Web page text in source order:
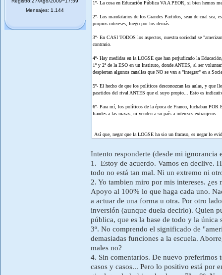
Mensajes: 1.144
1º- La cosa en Educación Pública VA A PEOR, si bien hemos
2º- Los mandatarios de los Grandes Partidos, sean de cual
propios intereses, luego por los demás.
3º- En CASI TODOS los aspectos, nuestra sociedad se
contrario.
4º- Hay medidas en la LOGSE que han perjudicado la
1º y 2º de la ESO en un Instituto, donde ANTES, al ser
despiertan algunos canallas que NO se van a "integrar" en a
5º- El hecho de que los políticos desconozcan las aulas, y que
pasrtidos del rival ANTES que el suyo propio... Esto es
6º- Para mí, los políticos de la época de Franco, luchaban
fraudes a las masas, ni venden a su país a intereses extranjeros...
Así que, negar que la LOGSE ha sio un fracaso, es negar lo
Intento responderte (desde mi ignorancia
1. Estoy de acuerdo. Vamos en declive.
todo no está tan mal. Ni un extremo ni
2. Yo tambien miro por mis intereses.
Apoyo al 100% lo que haga cada uno.
a actuar de una forma u otra. Por otro
inversión (aunque duela decirlo). Quien
pública, que es la base de todo y la única
3º. No comprendo el significado de
demasiadas funciones a la escuela.
males no?
4. Sin comentarios. De nuevo preferimos
casos y casos... Pero lo positivo está por